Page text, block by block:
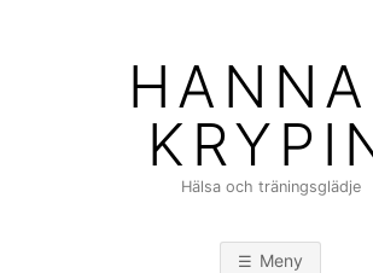
Hälsa och träningsglädje
Meny